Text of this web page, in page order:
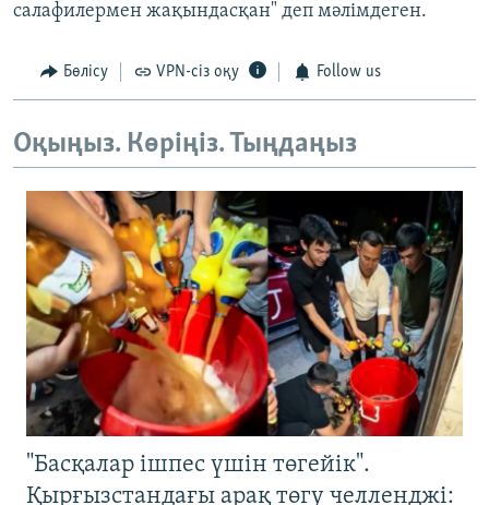
салафилермен жақындасқан" деп мәлімдеген.
Бөлісу VPN-сіз оқу Follow us
Оқыңыз. Көріңіз. Тыңдаңыз
"Басқалар ішпес үшін төгейік".
Қырғызстандағы арақ төгу челленджі: